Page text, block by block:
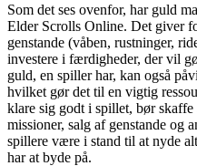
Som det ses ovenfor, har guld
Elder Scrolls Online. Det giver
genstande (våben, rustninger,
investere i færdigheder, der vil
guld, en spiller har, kan også
hvilket gør det til en vigtig
klare sig godt i spillet, bør
missioner, salg af genstande og
spillere være i stand til at nyde
har at byde på.